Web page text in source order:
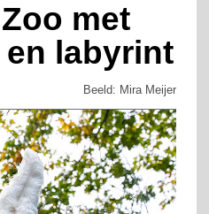
met
en labyrint
Beeld: Mira Meijer